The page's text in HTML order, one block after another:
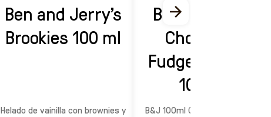
Ben and Jerry's
Brookies 100 ml
Helado de vainilla con brownies y
Ben & Jerry's
Chocolate
Fudge Brownie
100 ml
B&J 100ml ChocFudgeBrownie